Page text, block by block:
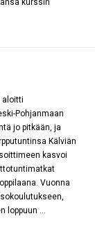
kurssin
aloitti
Pohjanmaan
jo pitkään, ja
Kälviän
kasvoi
Vuonna
loppuun …